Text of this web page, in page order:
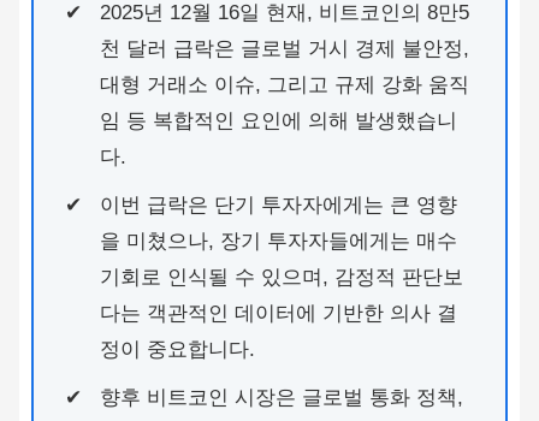
2025년 12월 16일 현재, 비트코인의 8만5
천 달러 급락은 글로벌 거시 경제 불안정,
대형 거래소 이슈, 그리고 규제 강화 움직
임 등 복합적인 요인에 의해 발생했습니
다.
이번 급락은 단기 투자자에게는 큰 영향
을 미쳤으나, 장기 투자자들에게는 매수
기회로 인식될 수 있으며, 감정적 판단보
다는 객관적인 데이터에 기반한 의사 결
정이 중요합니다.
향후 비트코인 시장은 글로벌 통화 정책,